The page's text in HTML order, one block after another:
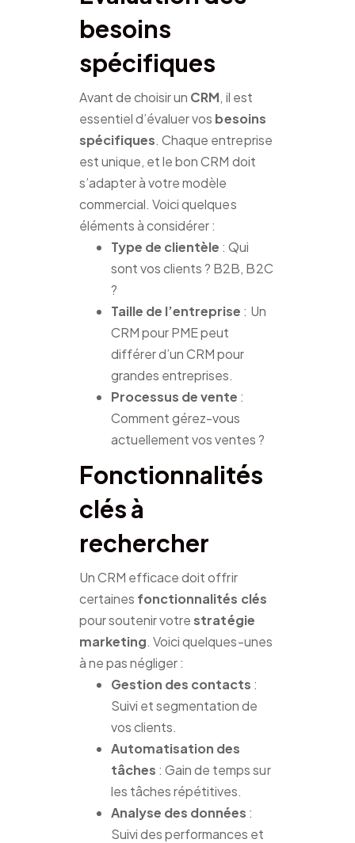
besoins
spécifiques
Avant de choisir un CRM, il est
essentiel d’évaluer vos besoins
spécifiques. Chaque entreprise
est unique, et le bon CRM doit
s’adapter à votre modèle
commercial. Voici quelques
éléments à considérer :
Type de clientèle : Qui
sont vos clients ? B2B, B2C
?
Taille de l’entreprise : Un
CRM pour PME peut
différer d’un CRM pour
grandes entreprises.
Processus de vente :
Comment gérez-vous
actuellement vos ventes ?
Fonctionnalités
clés à
rechercher
Un CRM efficace doit offrir
certaines fonctionnalités clés
pour soutenir votrestratégie
marketing. Voici quelques-unes
à ne pas négliger :
Gestion des contacts :
Suivi et segmentation de
vos clients.
Automatisation des
tâches : Gain de temps sur
les tâches répétitives.
Analyse des données :
Suivi des performances et